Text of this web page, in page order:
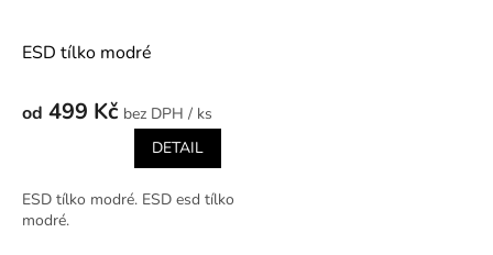
ESD tílko modré
od 499 Kč
/ ks
DETAIL
ESD tílko modré. ESD esd tílko
modré.